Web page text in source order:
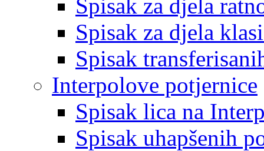
Spisak za djela
Spisak za djela
Spisak
Interpolove potjernice
Spisak lica na
Spisak uhapšenih